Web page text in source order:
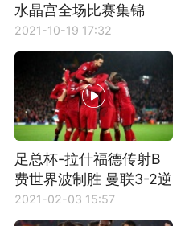
水晶宫全场比赛集锦
2021-10-19 17:32
足总杯-拉什福德传射B
费世界波制胜 曼联3-2逆
转淘汰利物浦
2021-02-03 15:57